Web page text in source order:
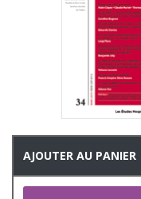
AJOUTER AU PANIER